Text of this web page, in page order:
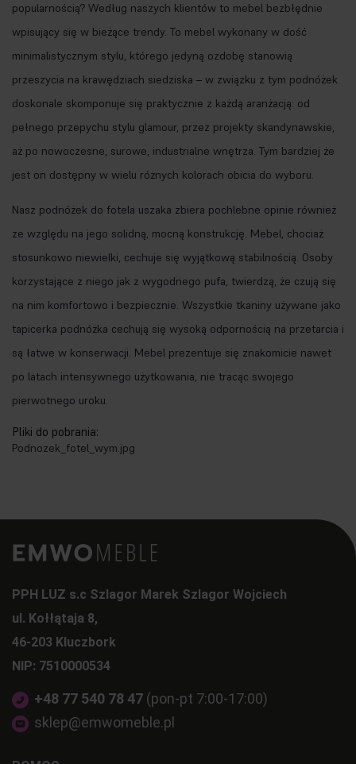
popularnością? Według naszych klientów to mebel bezbłędnie
wpisujący się w bieżące trendy. To mebel wykonany w dość
minimalistycznym stylu, którego jedyną ozdobę stanowią
przeszycia na krawędziach siedziska – w związku z tym podnóżek
doskonale skomponuje się praktycznie z każdą aranżacją: od
pełnego przepychu stylu glamour, przez projekty skandynawskie,
aż po nowoczesne, surowe, industrialne wnętrza. Tym bardziej że
jest on dostępny w wielu różnych kolorach obicia do wyboru.
Nasz podnóżek do fotela uszaka zbiera pochlebne opinie również
ze względu na jego solidną, mocną konstrukcję. Mebel, chociaż
stosunkowo niewielki, cechuje się wyjątkową stabilnością. Osoby
korzystające z niego jak z wygodnego pufa, twierdzą, że czują się
na nim komfortowo i bezpiecznie. Wszystkie tkaniny używane jako
tapicerka podnóżka cechują się wysoką odpornością na przetarcia i
są łatwe w konserwacji. Mebel prezentuje się znakomicie nawet
po latach intensywnego użytkowania, nie tracąc swojego
pierwotnego uroku.
Pliki do pobrania:
Podnozek_fotel_wym.jpg
PPH LUZ s.c Szlagor Marek Szlagor Wojciech
ul. Kołłątaja 8,
46-203 Kluczbork
NIP: 7510000534
+48 77 540 78 47 (pon-pt 7:00-17:00)
sklep@emwomeble.pl